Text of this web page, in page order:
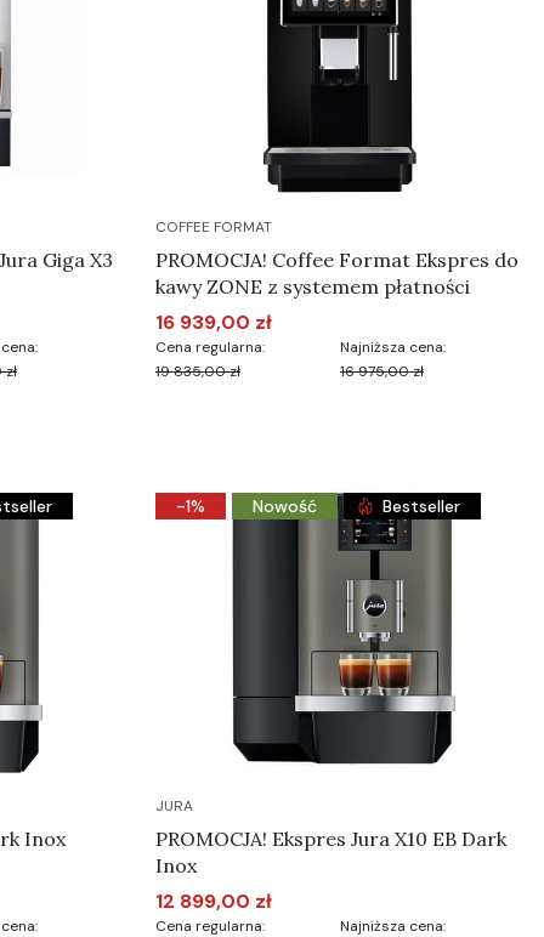
Giga X3
COFFEE FORMAT
PROMOCJA! Coffee Format Ekspres do
kawy ZONE z systemem płatności
Cena promocyjna
16 939,00 zł
Cena regularna:
19 835,00 zł
Najniższa cena:
16 975,00 zł
Inox
-1% Nowość Bestseller
JURA
PROMOCJA! Ekspres Jura X10 EB Dark
Inox
Cena promocyjna
12 899,00 zł
Cena regularna:
Najniższa cena: